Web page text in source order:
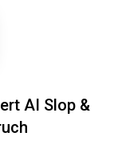
AI Slop &